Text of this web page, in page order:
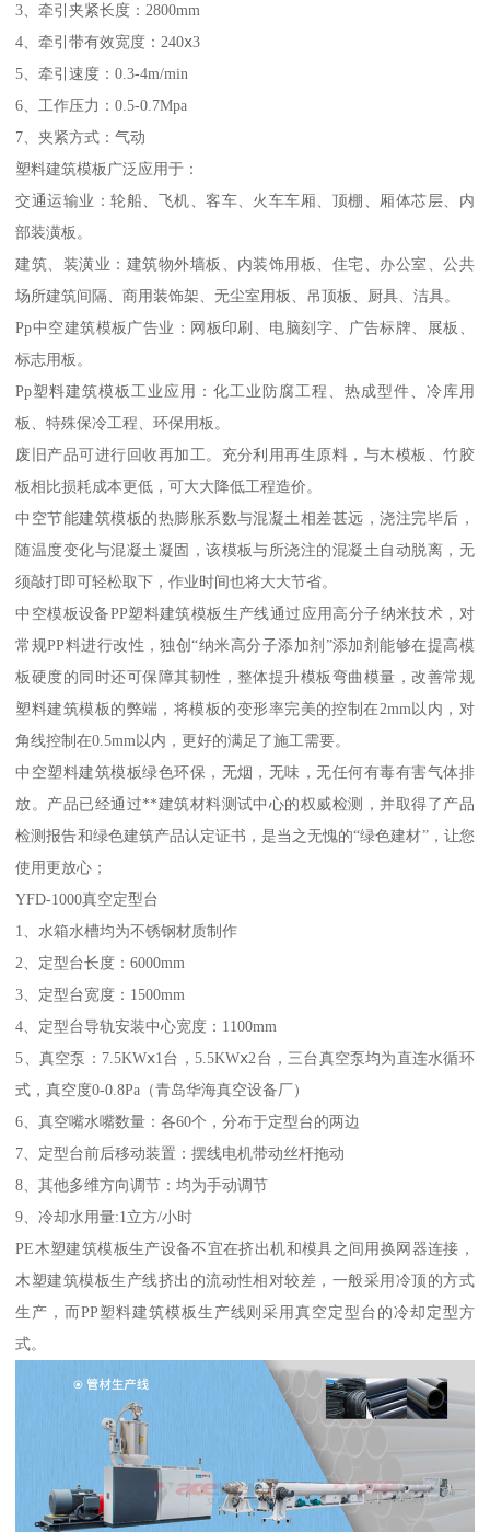
3、牵引夹紧长度：2800mm
4、牵引带有效宽度：240ⅹ3
5、牵引速度：0.3-4m/min
6、工作压力：0.5-0.7Mpa
7、夹紧方式：气动
塑料建筑模板广泛应用于：
交通运输业：轮船、飞机、客车、火车车厢、顶棚、厢体芯层、内
部装潢板。
建筑、装潢业：建筑物外墙板、内装饰用板、住宅、办公室、公共
场所建筑间隔、商用装饰架、无尘室用板、吊顶板、厨具、洁具。
Pp中空建筑模板广告业：网板印刷、电脑刻字、广告标牌、展板、
标志用板。
Pp塑料建筑模板工业应用：化工业防腐工程、热成型件、冷库用
板、特殊保冷工程、环保用板。
废旧产品可进行回收再加工。充分利用再生原料，与木模板、竹胶
板相比损耗成本更低，可大大降低工程造价。
中空节能建筑模板的热膨胀系数与混凝土相差甚远，浇注完毕后，
随温度变化与混凝土凝固，该模板与所浇注的混凝土自动脱离，无
须敲打即可轻松取下，作业时间也将大大节省。
中空模板设备PP塑料建筑模板生产线通过应用高分子纳米技术，对
常规PP料进行改性，独创“纳米高分子添加剂”添加剂能够在提高模
板硬度的同时还可保障其韧性，整体提升模板弯曲模量，改善常规
塑料建筑模板的弊端，将模板的变形率完美的控制在2mm以内，对
角线控制在0.5mm以内，更好的满足了施工需要。
中空塑料建筑模板绿色环保，无烟，无味，无任何有毒有害气体排
放。产品已经通过**建筑材料测试中心的权威检测，并取得了产品
检测报告和绿色建筑产品认定证书，是当之无愧的“绿色建材”，让您
使用更放心；
YFD-1000真空定型台
1、水箱水槽均为不锈钢材质制作
2、定型台长度：6000mm
3、定型台宽度：1500mm
4、定型台导轨安装中心宽度：1100mm
5、真空泵：7.5KWⅹ1台，5.5KWⅹ2台，三台真空泵均为直连水循环
式，真空度0-0.8Pa（青岛华海真空设备厂）
6、真空嘴水嘴数量：各60个，分布于定型台的两边
7、定型台前后移动装置：摆线电机带动丝杆拖动
8、其他多维方向调节：均为手动调节
9、冷却水用量:1立方/小时
PE木塑建筑模板生产设备不宜在挤出机和模具之间用换网器连接，
木塑建筑模板生产线挤出的流动性相对较差，一般采用冷顶的方式
生产，而PP塑料建筑模板生产线则采用真空定型台的冷却定型方
式。